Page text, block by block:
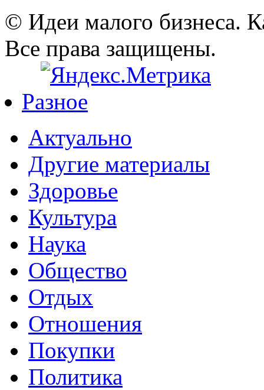
© Идеи малого бизнеса.
Все права защищены.
Разное
Актуально
Другие материалы
Здоровье
Культура
Наука
Общество
Отдых
Отношения
Покупки
Политика